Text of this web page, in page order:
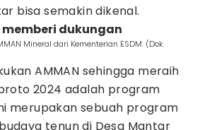
bisa semakin dikenal.
memberi dukungan
Mineral dari Kementerian ESDM. (Dok.
AMMAN sehingga meraih
2024 adalah program
merupakan sebuah program
tenun di Desa Mantar